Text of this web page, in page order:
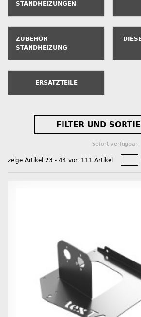
STANDHEIZUNGEN
ZUBEHÖR
STANDHEIZUNG
ERSATZTEILE
FILTER UND
Sofort verfügbar
zeige Artikel 23 - 44 von 111 Artikel